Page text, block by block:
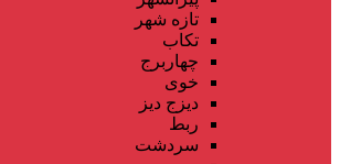
تازه شهر
تکاب
چهاربرج
خوی
دیزج دیز
ربط
سردشت